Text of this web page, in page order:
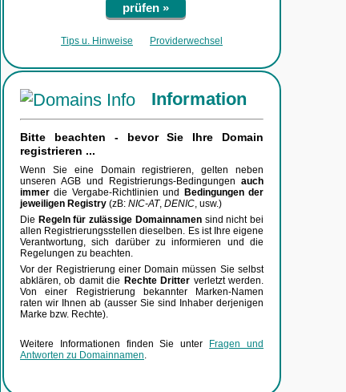
prüfen »
Tips u. Hinweise Providerwechsel
Information
Bitte beachten - bevor Sie Ihre Domain
registrieren ...
Wenn Sie eine Domain registrieren, gelten neben
unseren AGB und Registrierungs-Bedingungen auch
immer die Vergabe-Richtlinien und
Bedingungen der
jeweiligen Registry (zB: NIC-AT, DENIC, usw.)
Die Regeln für zulässige Domainnamensind nicht bei
allen Registrierungsstellen dieselben. Es ist Ihre eigene
Verantwortung, sich darüber zu informieren und die
Regelungen zu beachten.
Vor der Registrierung einer Domain müssen Sie selbst
abklären, ob damit die Rechte Dritter verletzt werden.
Von einer Registrierung bekannter Marken-Namen
raten wir Ihnen ab (ausser Sie sind Inhaber derjenigen
Marke bzw. Rechte).
Weitere Informationen finden Sie unter
Fragen und
Antworten zu Domainnamen.